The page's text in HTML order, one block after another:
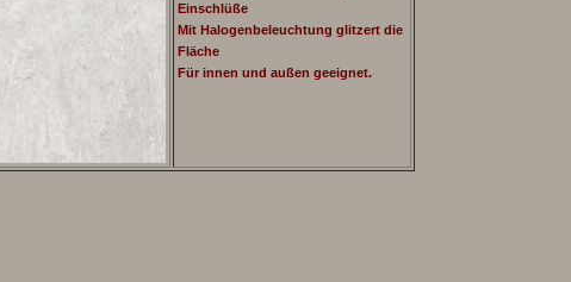
Einschlüße
Mit Halogenbeleuchtung glitzert die
Fläche
Für innen und außen geeignet.